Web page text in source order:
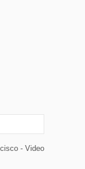
- Video